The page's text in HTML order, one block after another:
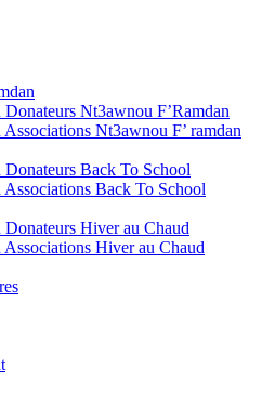
Nt3awnou F’Ramdan
Nt3awnou F’ ramdan
Back To School
Back To School
Hiver au Chaud
Hiver au Chaud